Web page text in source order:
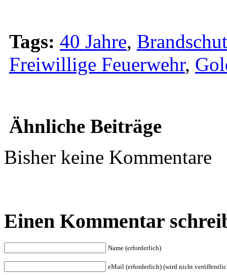
Tags: 40 Jahre,
Freiwillige Feuerwehr,
Ähnliche Beiträge
Bisher keine Kommentare
Einen Kommentar
Name (erforderlich)
eMail (erforderlich) (wird nicht